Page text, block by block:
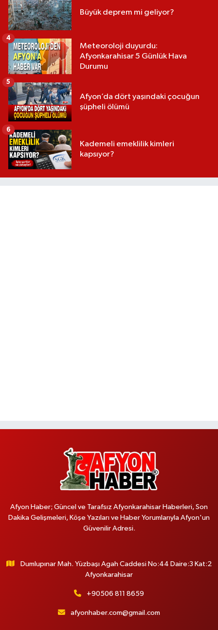
Büyük deprem mi geliyor?
Meteoroloji duyurdu:
Afyonkarahisar 5 Günlük Hava
Durumu
4
Afyon’da dört yaşındaki çocuğun
şüpheli ölümü
5
Kademeli emeklilik kimleri
kapsıyor?
6
Afyon Haber; Güncel ve Tarafsız Afyonkarahisar Haberleri, Son
Dakika Gelişmeleri, Köşe Yazıları ve Haber Yorumlarıyla Afyon'un
Güvenilir Adresi.
Dumlupınar Mah. Yüzbaşı Agah Caddesi No:44 Daire:3 Kat:2
Afyonkarahisar
+90506 811 8659
afyonhaber.com@gmail.com